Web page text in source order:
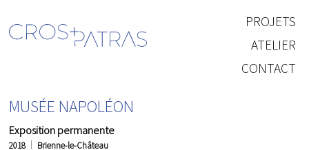
CONTACT
ATELIER
PROJETS
MUSÉE NAPOLÉON
Exposition permanente
2018 Brienne-le-Château